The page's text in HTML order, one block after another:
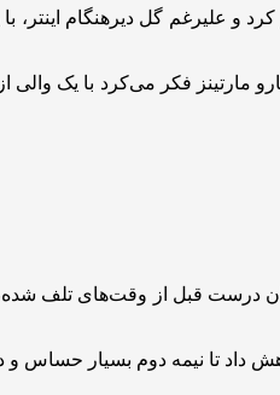
و علیرغم گل دیرهنگام اینتر،
مارتینز فکر می‌کرد با یک والی
قرار داد و تیم مهمان درست قبل از